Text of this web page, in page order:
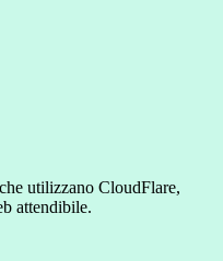
utilizzano CloudFlare,
attendibile.